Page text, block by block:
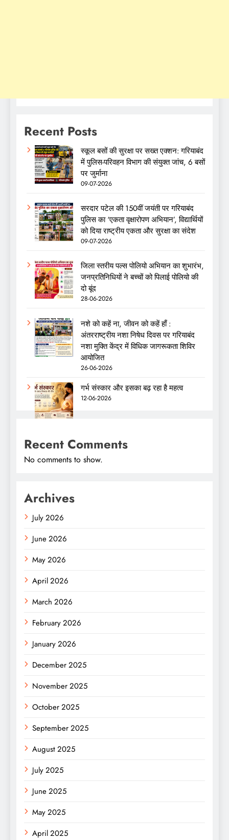
Recent Posts
स्कूल बसों की सुरक्षा पर सख्त एक्शन: गरियाबंद
में पुलिस-परिवहन विभाग की संयुक्त जांच, 6 बसों
पर जुर्माना
09-07-2026
सरदार पटेल की 150वीं जयंती पर गरियाबंद
पुलिस का ‘एकता वृक्षारोपण अभियान’, विद्यार्थियों
को दिया राष्ट्रीय एकता और सुरक्षा का संदेश
09-07-2026
जिला स्तरीय पल्स पोलियो अभियान का शुभारंभ,
जनप्रतिनिधियों ने बच्चों को पिलाई पोलियो की
दो बूंद
28-06-2026
नशे को कहें ना, जीवन को कहें हाँ :
अंतरराष्ट्रीय नशा निषेध दिवस पर गरियाबंद
नशा मुक्ति केंद्र में विधिक जागरूकता शिविर
आयोजित
26-06-2026
गर्भ संस्कार और इसका बढ़ रहा है महत्व
12-06-2026
Recent Comments
No comments to show.
Archives
July 2026
June 2026
May 2026
April 2026
March 2026
February 2026
January 2026
December 2025
November 2025
October 2025
September 2025
August 2025
July 2025
June 2025
May 2025
April 2025